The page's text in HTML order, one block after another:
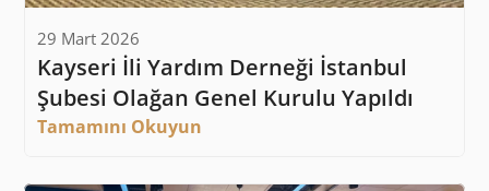
29 Mart 2026
Kayseri İli Yardım Derneği İstanbul
Şubesi Olağan Genel Kurulu Yapıldı
Tamamını Okuyun